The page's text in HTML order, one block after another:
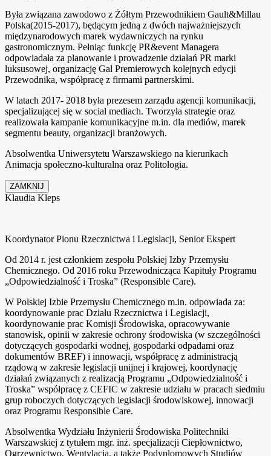
Była związana zawodowo z Żółtym Przewodnikiem Gault&Millau
Polska(2015-2017), będącym jedną z dwóch najważniejszych
międzynarodowych marek wydawniczych na rynku
gastronomicznym. Pełniąc funkcję PR&event Managera
odpowiadała za planowanie i prowadzenie działań PR marki
luksusowej, organizację Gal Premierowych kolejnych edycji
Przewodnika, współpracę z firmami partnerskimi.
W latach 2017- 2018 była prezesem zarządu agencji komunikacji,
specjalizującej się w social mediach. Tworzyła strategie oraz
realizowała kampanie komunikacyjne m.in. dla mediów, marek
segmentu beauty, organizacji branżowych.
Absolwentka Uniwersytetu Warszawskiego na kierunkach
Animacja społeczno-kulturalna oraz Politologia.
ZAMKNIJ
Klaudia Kleps
Koordynator Pionu Rzecznictwa i Legislacji, Senior Ekspert
Od 2014 r. jest członkiem zespołu Polskiej Izby Przemysłu
Chemicznego. Od 2016 roku Przewodnicząca Kapituły Programu
„Odpowiedzialność i Troska” (Responsible Care).
W Polskiej Izbie Przemysłu Chemicznego m.in. odpowiada za:
koordynowanie prac Działu Rzecznictwa i Legislacji,
koordynowanie prac Komisji Środowiska, opracowywanie
stanowisk, opinii w zakresie ochrony środowiska (w szczególności
dotyczących gospodarki wodnej, gospodarki odpadami oraz
dokumentów BREF) i innowacji, współpracę z administracją
rządową w zakresie legislacji unijnej i krajowej, koordynację
działań związanych z realizacją Programu „Odpowiedzialność i
Troska” współpracę z CEFIC w zakresie udziału w pracach siedmiu
grup roboczych dotyczących legislacji środowiskowej, innowacji
oraz Programu Responsible Care.
Absolwentka Wydziału Inżynierii Środowiska Politechniki
Warszawskiej z tytułem mgr. inż. specjalizacji Ciepłownictwo,
Ogrzewnictwo, Wentylacja, a także Podyplomowych Studiów